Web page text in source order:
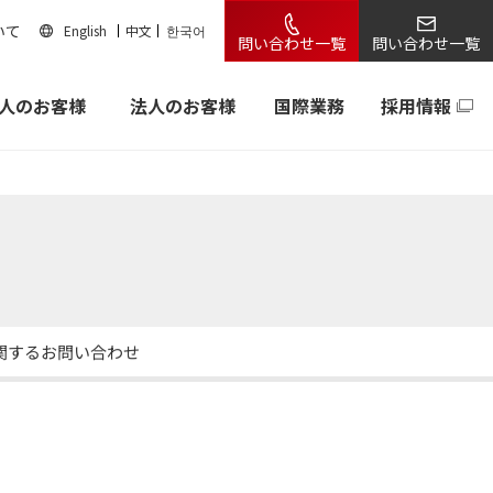
English 中文 한국어
問い合わせ一覧 問い合わせ一覧
のお客様 法人のお客様 国際業務 採用情報
するお問い合わせ